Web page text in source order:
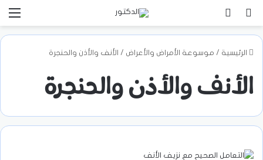
بحث عن
الرئيسية / موسوعة الأمراض والأعراض / الأنف والأذن والحنجرة
الأنف والأذن والحنجرة